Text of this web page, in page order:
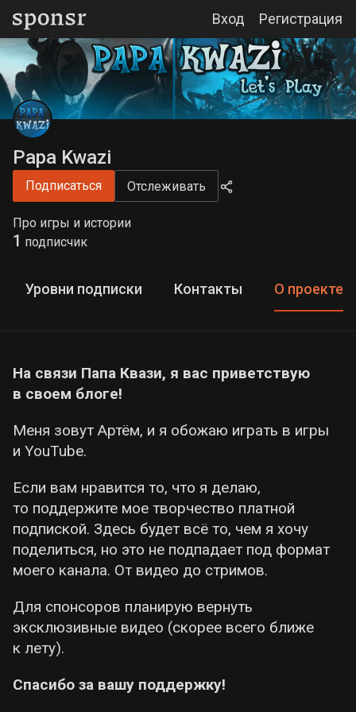
Вход Регистрация
Papa Kwazi
Подписаться Отслеживать
Про игры и истории
1 подписчик
Уровни подписки Контакты О проекте
На связи Папа Квази, я вас приветствую
в своем блоге!
Меня зовут Артём, и я обожаю играть в игры
и YouTube.
Если вам нравится то, что я делаю,
то поддержите мое творчество платной
подпиской. Здесь будет всё то, чем я хочу
поделиться, но это не подпадает под формат
моего канала. От видео до стримов.
Для спонсоров планирую вернуть
эксклюзивные видео (скорее всего ближе
к лету).
Спасибо за вашу поддержку!